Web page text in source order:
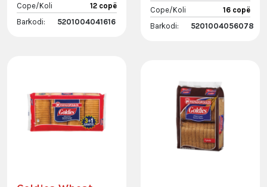
Cope/Koli
12 copë
Barkodi:
5201004041616
Cope/Koli
16 copë
Barkodi:
5201004056078